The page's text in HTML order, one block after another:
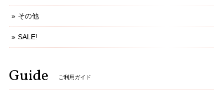
その他
SALE!
Guide ご利用ガイド